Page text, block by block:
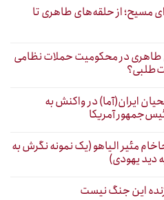
مسیح؛ از حلقه‌های طاهری تا
طاهری در محکومیت حملات نظامی
ایران(آما) در واکنش به
آمریکا
مئیر الیاهو (یک نمونه نگرش به
دید یهودی)
این جنگ نیست